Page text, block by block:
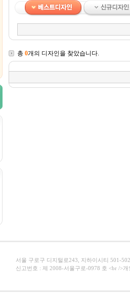
총 0개의 디자인을 찾았습니다.
서울 구로구 디지털로243, 지하이시티 501-
신고번호 : 제 2008-서울구로-0978 호 <br />